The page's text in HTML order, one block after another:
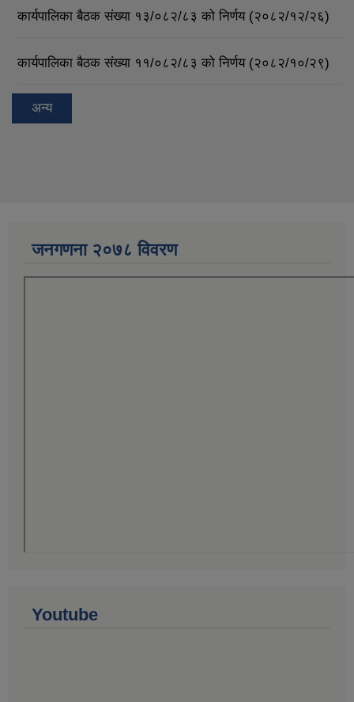
कार्यपालिका बैठक संख्या १३/०८२/८३ को निर्णय (२०८२/१२/२६)
कार्यपालिका बैठक संख्या ११/०८२/८३ को निर्णय (२०८२/१०/२९)
अन्य
जनगणना २०७८ विवरण
Youtube